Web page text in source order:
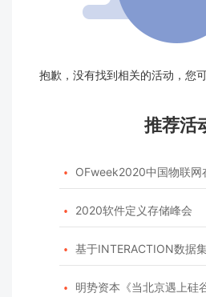
抱歉，没有找到相关的活动，您
推荐活
 OFweek2020中国物联网
 2020软件定义存储峰会
 基于INTERACTION数据集的自
 明势资本《当北京遇上硅谷》系